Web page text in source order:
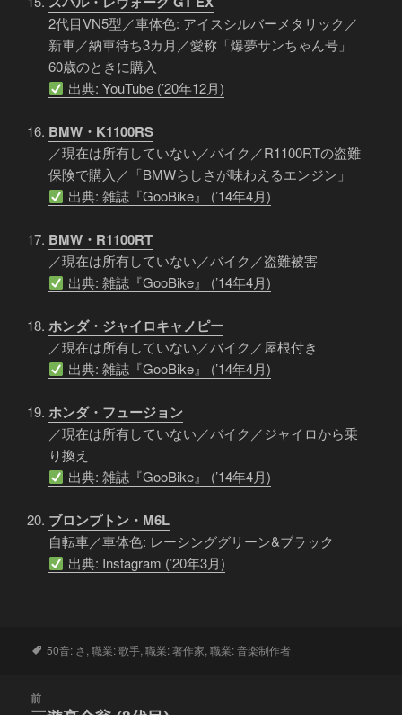
2代目VN5型／車体色: アイスシルバーメタリック／
新車／納車待ち3カ月／愛称「爆夢サンちゃん号」
60歳のときに購入
出典: YouTube (’20年12月)
BMW・K1100RS
／現在は所有していない／バイク／R1100RTの盗難
保険で購入／「BMWらしさが味わえるエンジン」
出典: 雑誌『GooBike』 (’14年4月)
BMW・R1100RT
／現在は所有していない／バイク／盗難被害
出典: 雑誌『GooBike』 (’14年4月)
ホンダ・ジャイロキャノピー
／現在は所有していない／バイク／屋根付き
出典: 雑誌『GooBike』 (’14年4月)
ホンダ・フュージョン
／現在は所有していない／バイク／ジャイロから乗
り換え
出典: 雑誌『GooBike』 (’14年4月)
ブロンプトン・M6L
自転車／車体色: レーシンググリーン&ブラック
出典: Instagram (’20年3月)
タ
50音: さ,職業: 歌手,職業: 著作家,職業: 音楽制作者
前